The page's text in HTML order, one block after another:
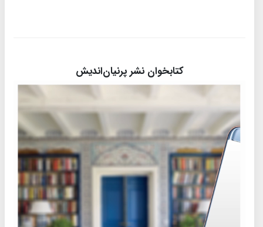
کتابخوان نشر پرنیان‌اندیش